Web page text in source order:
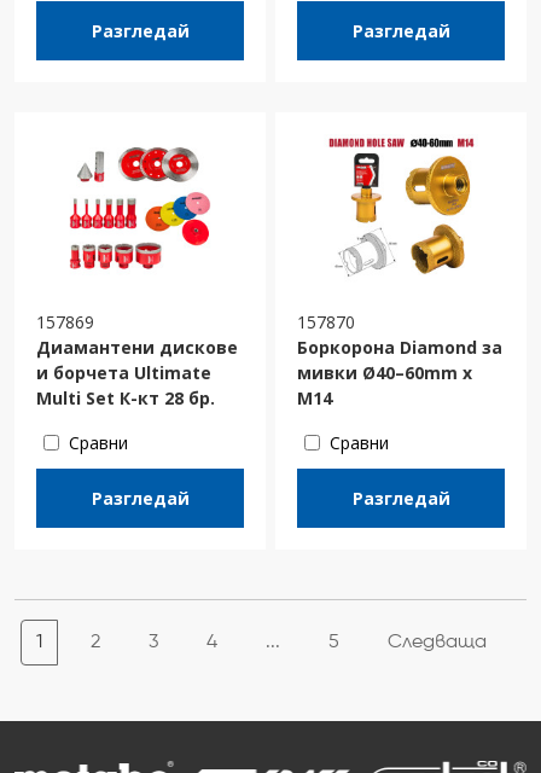
Разгледай Разгледай
157869
Диамантени дискове
и борчета Ultimate
Multi Set К-кт 28 бр.
Сравни
Разгледай
157870
Боркорона Diamond за
мивки Ø40–60mm x
M14
Сравни
Разгледай
1 2 3 4 ... 5 Следваща